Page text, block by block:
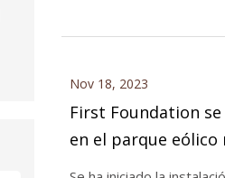
Nov 18, 2023
First Foundation
en el parque eólico
más grande del